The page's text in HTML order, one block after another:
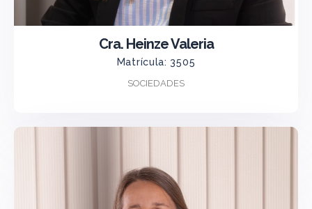
Cra. Heinze Valeria
Matrícula: 3505
SOCIEDADES